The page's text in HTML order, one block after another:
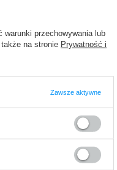
warunki przechowywania lub
na stronie Prywatność i
Zawsze aktywne